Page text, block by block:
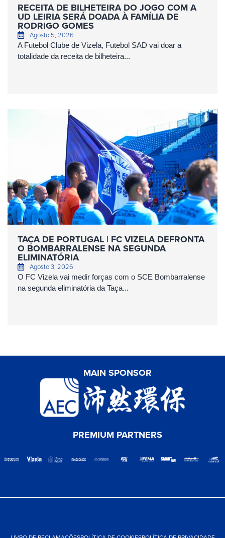
RECEITA DE BILHETEIRA DO JOGO COM A
UD LEIRIA SERÁ DOADA À FAMÍLIA DE
RODRIGO GOMES
Agosto 5, 2026
A Futebol Clube de Vizela, Futebol SAD vai doar a
totalidade da receita de bilheteira...
TAÇA DE PORTUGAL | FC VIZELA DEFRONTA
O BOMBARRALENSE NA SEGUNDA
ELIMINATÓRIA
Agosto 3, 2026
O FC Vizela vai medir forças com o SCE Bombarralense
na segunda eliminatória da Taça...
MAIN SPONSOR
PREMIUM PARTNERS